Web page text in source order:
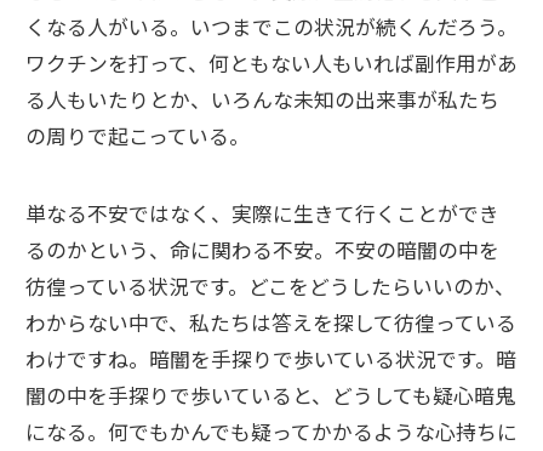
くなる人がいる。いつまでこの状況が続くんだろう。
ワクチンを打って、何ともない人もいれば副作用があ
る人もいたりとか、いろんな未知の出来事が私たち
の周りで起こっている。
単なる不安ではなく、実際に生きて行くことができ
るのかという、命に関わる不安。不安の暗闇の中を
彷徨っている状況です。どこをどうしたらいいのか、
わからない中で、私たちは答えを探して彷徨っている
わけですね。暗闇を手探りで歩いている状況です。暗
闇の中を手探りで歩いていると、どうしても疑心暗鬼
になる。何でもかんでも疑ってかかるような心持ちに